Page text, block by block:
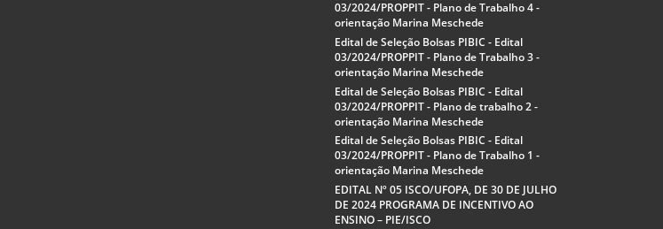
03/2024/PROPPIT - Plano de Trabalho 4 -
orientação Marina Meschede
Edital de Seleção Bolsas PIBIC - Edital
03/2024/PROPPIT - Plano de Trabalho 3 -
orientação Marina Meschede
Edital de Seleção Bolsas PIBIC - Edital
03/2024/PROPPIT - Plano de trabalho 2 -
orientação Marina Meschede
Edital de Seleção Bolsas PIBIC - Edital
03/2024/PROPPIT - Plano de Trabalho 1 -
orientação Marina Meschede
EDITAL Nº 05 ISCO/UFOPA, DE 30 DE JULHO
DE 2024 PROGRAMA DE INCENTIVO AO
ENSINO – PIE/ISCO